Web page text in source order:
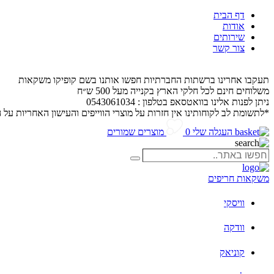
דף הבית
אודות
שירותים
צור קשר
תעקבו אחרינו ברשתות החברתיות חפשו אותנו בשם קופיקו משקאות
משלוחים חינם לכל חלקי הארץ בקנייה מעל 500 ש״ח
ניתן לפנות אלינו בוואטסאפ בטלפון : 0543061034
*לתשומת לב לקוחותינו אין חזרות על מוצרי הווייפים והעישון האחריות
העגלה שלי 0 מוצרים שמורים
חפשו
באתר..
חיפוש
משקאות חריפים
וויסקי
וודקה
קוניאק